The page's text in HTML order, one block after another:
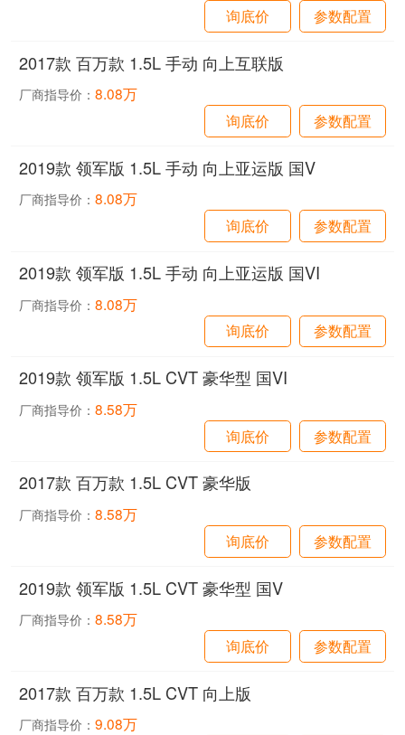
询底价
参数配置
2017款 百万款 1.5L 手动 向上互联版
厂商指导价：8.08万
询底价
参数配置
2019款 领军版 1.5L 手动 向上亚运版 国V
厂商指导价：8.08万
询底价
参数配置
2019款 领军版 1.5L 手动 向上亚运版 国VI
厂商指导价：8.08万
询底价
参数配置
2019款 领军版 1.5L CVT 豪华型 国VI
厂商指导价：8.58万
询底价
参数配置
2017款 百万款 1.5L CVT 豪华版
厂商指导价：8.58万
询底价
参数配置
2019款 领军版 1.5L CVT 豪华型 国V
厂商指导价：8.58万
询底价
参数配置
2017款 百万款 1.5L CVT 向上版
厂商指导价：9.08万